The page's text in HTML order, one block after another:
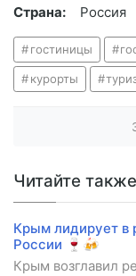
Страна:
Россия
гостиницы
курорты
Читайте также
Крым лидирует в
России 🍷🍻
Крым возглавил